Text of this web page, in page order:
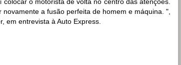
novamente a fusão perfeita de homem e máquina. ",
em entrevista à Auto Express.